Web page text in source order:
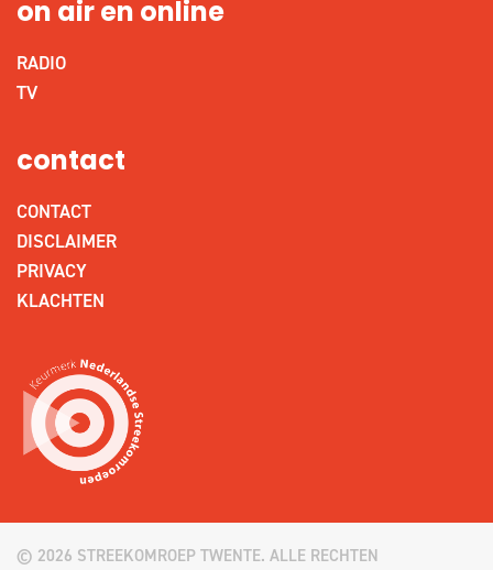
on air en online
RADIO
TV
contact
CONTACT
DISCLAIMER
PRIVACY
KLACHTEN
© 2026 STREEKOMROEP TWENTE. ALLE RECHTEN